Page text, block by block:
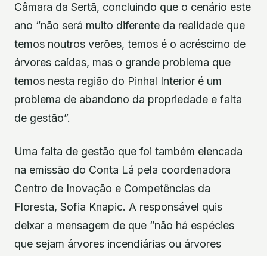
Câmara da Sertã, concluindo que o cenário este
ano “não será muito diferente da realidade que
temos noutros verões, temos é o acréscimo de
árvores caídas, mas o grande problema que
temos nesta região do Pinhal Interior é um
problema de abandono da propriedade e falta
de gestão”.
Uma falta de gestão que foi também elencada
na emissão do Conta Lá pela coordenadora
Centro de Inovação e Competências da
Floresta, Sofia Knapic. A responsável quis
deixar a mensagem de que “não há espécies
que sejam árvores incendiárias ou árvores